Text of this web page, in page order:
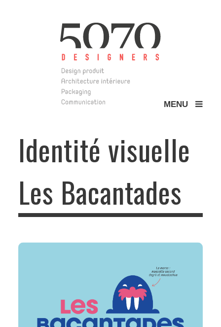
MENU
Identité visuelle
Les Bacantades